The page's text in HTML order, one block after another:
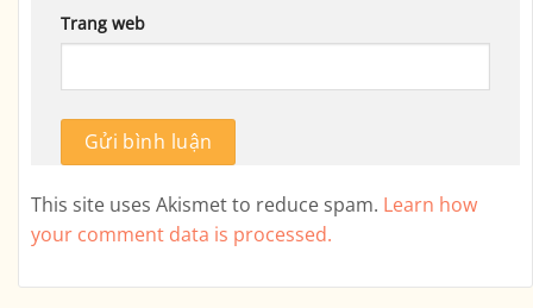
Trang web
This site uses Akismet to reduce spam. Learn how
your comment data is processed.